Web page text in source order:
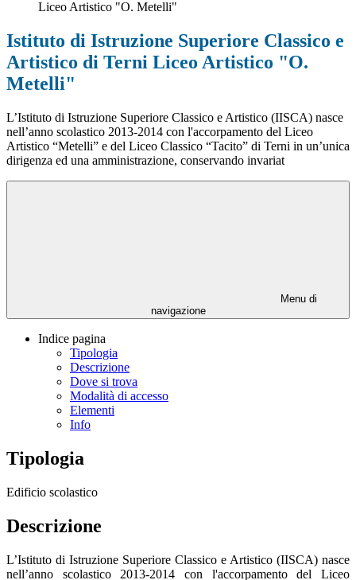
Liceo Artistico "O. Metelli"
Istituto di Istruzione Superiore Classico e
Artistico di Terni Liceo Artistico "O.
Metelli"
L’Istituto di Istruzione Superiore Classico e Artistico (IISCA) nasce
nell’anno scolastico 2013-2014 con l'accorpamento del Liceo
Artistico “Metelli” e del Liceo Classico “Tacito” di Terni in un’unica
dirigenza ed una amministrazione, conservando invariat
Menu di
navigazione
Indice pagina
Tipologia
Descrizione
Dove si trova
Modalità di accesso
Elementi
Info
Tipologia
Edificio scolastico
Descrizione
L’Istituto di Istruzione Superiore Classico e Artistico (IISCA) nasce
nell’anno scolastico 2013-2014 con l'accorpamento del Liceo